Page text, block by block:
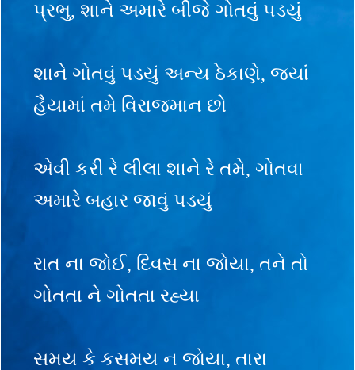
પ્રભુ, શાને અમારે બીજે ગોતવું પડયું
શાને ગોતવું પડયું અન્ય ઠેકાણે, જ્યાં
હૈયામાં તમે વિરાજમાન છો
એવી કરી રે લીલા શાને રે તમે, ગોતવા
અમારે બહાર જાવું પડયું
રાત ના જોઈ, દિવસ ના જોયા, તને તો
ગોતતા ને ગોતતા રહ્યા
સમય કે કસમય ન જોયા, તારા